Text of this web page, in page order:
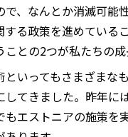
で、なんとか消滅可能
する政策を進めている
ことの2つが私たちの
といってもさまざまな
してきました。昨年に
もエストニアの施策を